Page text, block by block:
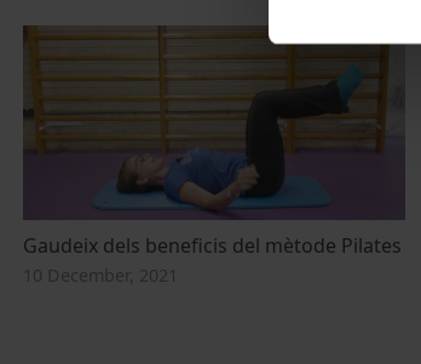
Gaudeix dels beneficis del mètode Pilates
10 December, 2021